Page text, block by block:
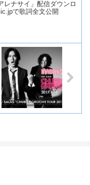
レナサイ」配信ダウンロ
で歌詞全文公開